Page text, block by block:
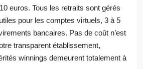
euros. Tous les retraits sont gérés
pour les comptes virtuels, 3 à 5
bancaires. Pas de coût n’est
transparent établissement,
winnings demeurent totalement à